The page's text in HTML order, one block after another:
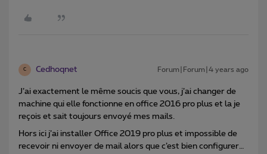
C Cedhoqnet Forum|Forum|4 years ago
J’ai exactement le même soucis que vous, j’ai changer de
machine qui elle fonctionne en office 2016 pro plus et la je
reçois et sait toujours envoyé mes mails.
Hors ici j’ai installer Office 2019 pro plus et impossible de
recevoir ni envoyer de mail alors que c’est bien configurer…